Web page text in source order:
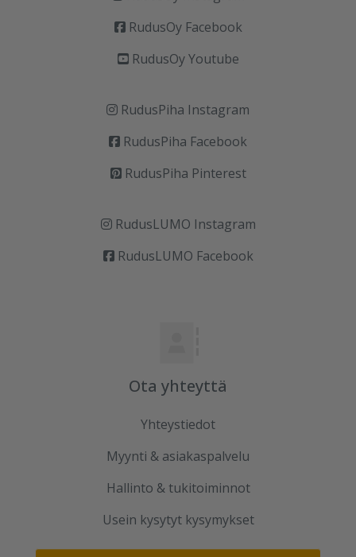
RudusOy Facebook
RudusOy Youtube
RudusPiha Instagram
RudusPiha Facebook
RudusPiha Pinterest
RudusLUMO Instagram
RudusLUMO Facebook
Ota yhteyttä
Yhteystiedot
Myynti & asiakaspalvelu
Hallinto & tukitoiminnot
Usein kysytyt kysymykset